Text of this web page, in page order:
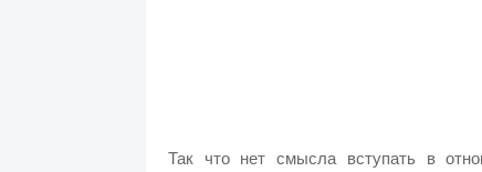
Так что нет смысла вступать в